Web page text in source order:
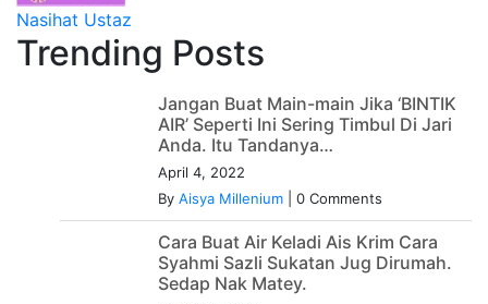
Nasihat Ustaz
Trending Posts
Jangan Buat Main-main Jika ‘BINTIK
AIR’ Seperti Ini Sering Timbul Di Jari
Anda. Itu Tandanya…
April 4, 2022
By Aisya Millenium 0 Comments
Cara Buat Air Keladi Ais Krim Cara
Syahmi Sazli Sukatan Jug Dirumah.
Sedap Nak Matey.